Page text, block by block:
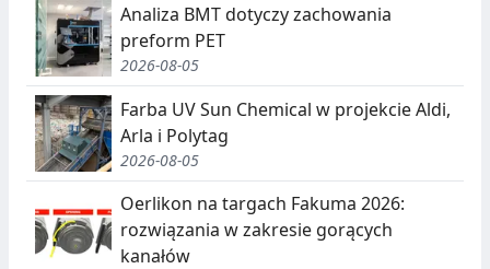
Analiza BMT dotyczy zachowania
preform PET
2026-08-05
Farba UV Sun Chemical w projekcie Aldi,
Arla i Polytag
2026-08-05
Oerlikon na targach Fakuma 2026:
rozwiązania w zakresie gorących
kanałów